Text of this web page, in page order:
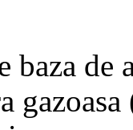
baza de